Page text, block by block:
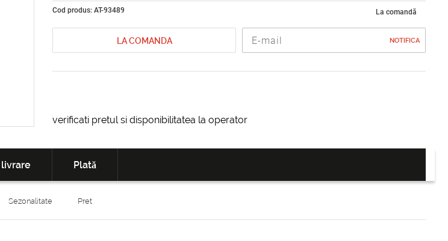
Cod produs: AT-93489 La comandă
LA COMANDA NOTIFICA
verificati pretul si disponibilitatea la operator
Plată
Sezonalitate Pret